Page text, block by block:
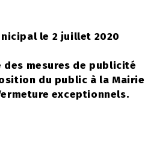
le 2 juillet 2020
des mesures de publicité
du public à la Mairie
exceptionnels.